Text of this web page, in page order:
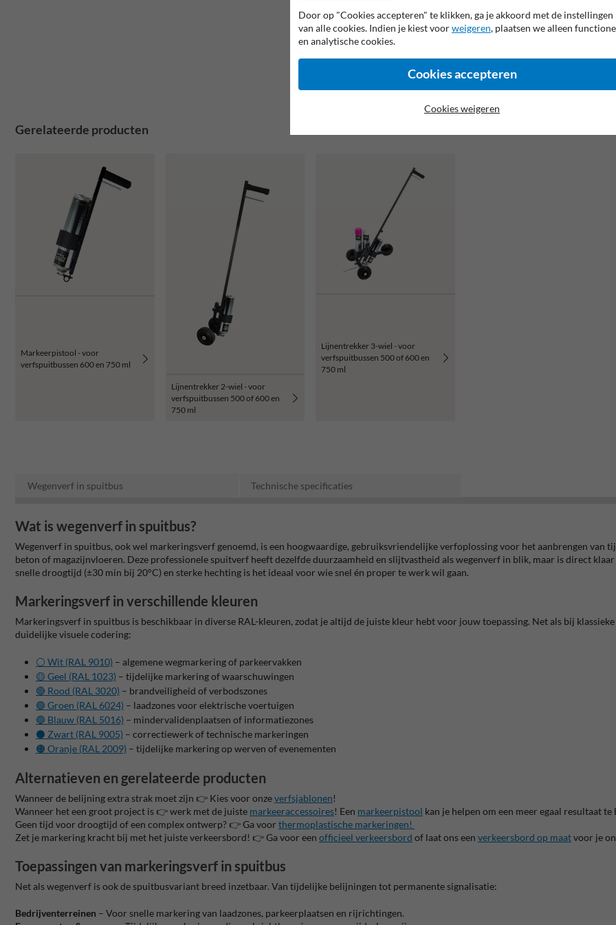
Gerelateerde producten
Markeerpistool - voor
verfspuitbussen 600 en 750 ml
Lijnentrekker 2-wiel - voor
verfspuitbussen 500 of 600 en
750 ml
Lijnentrekker 3-wiel - voor
verfspuitbussen 500 of 600 en
750 ml
Wegenverf in spuitbus Technische specificaties
Wat is wegenverf in spuitbus?
Wegenverf in spuitbus, ook wel markeringsverf genoemd, is een hoogwaardige, gebruiksvriendelijke verfoplossing voor het aanbrengen van
beton of magazijnvloeren. Deze professionele spuitverf heeft dezelfde duurzaamheid en slijtvastheid als wegenverf in blik, maar is direct
snelle droogtijd (±30 min bij 20°C) en sterke hechting is het ideaal voor wie snel én proper te werk wil gaan.
Markeringsverf in verschillende kleuren
Markeringsverf in spuitbus is beschikbaar in diverse RAL-kleuren, zodat je altijd de juiste kleur hebt voor jouw toepassing. Net als bij
duidelijke visuele codering:
⚪️ Wit (RAL 9010) – algemene wegmarkering of parkeervakken
🟡 Geel (RAL 1023) – tijdelijke markering of waarschuwingen
🔴 Rood (RAL 3020) – brandveiligheid of verbodszones
🟢 Groen (RAL 6024) – laadzones voor elektrische voertuigen
🔵 Blauw (RAL 5016) – mindervalidenplaatsen of informatiezones
⚫️ Zwart (RAL 9005) – correctiewerk of technische markeringen
🟠 Oranje (RAL 2009) – tijdelijke markering op werven of evenementen
Alternatieven en gerelateerde producten
Wanneer de belijning extra strak moet zijn 👉 Kies voor onzeverfsjablonen!
Wanneer het een groot project is 👉 werk met de juiste markeeraccessoires! Een markeerpistool kan je helpen om een meer egaal resultaat te
Geen tijd voor droogtijd of een complex ontwerp? 👉 Ga voor thermoplastische markeringen!
Zet je markering kracht bij met het juiste verkeersbord! 👉 Ga voor een officieel verkeersbord of laat ons een verkeersbord op maatvoor je
Toepassingen van markeringsverf in spuitbus
Net als wegenverf is ook de spuitbusvariant breed inzetbaar. Van tijdelijke belijningen tot permanente signalisatie:
Bedrijventerreinen – Voor snelle markering van laadzones, parkeerplaatsen en rijrichtingen.
Door op "Cookies accepteren" te klikken, ga je akkoord met de instellingen
van alle cookies. Indien je kiest voorweigeren, plaatsen we alleen
en analytische cookies.
Cookies accepteren
Cookies weigeren